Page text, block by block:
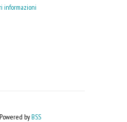
informazioni
Powered byBSS